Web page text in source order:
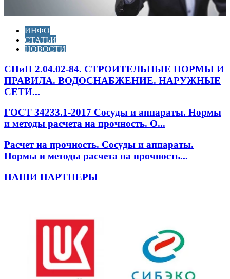
ИНФО
СТАТЬИ
НОВОСТИ
СНиП 2.04.02-84. СТРОИТЕЛЬНЫЕ НОРМЫ И
ПРАВИЛА. ВОДОСНАБЖЕНИЕ. НАРУЖНЫЕ
СЕТИ...
ГОСТ 34233.1-2017 Сосуды и аппараты. Нормы
и методы расчета на прочность. О...
Расчет на прочность. Сосуды и аппараты.
Нормы и методы расчета на прочность...
НАШИ ПАРТНЕРЫ